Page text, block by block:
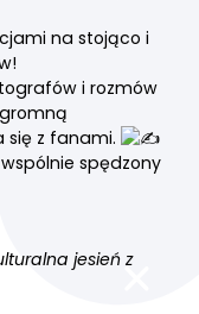
na stojąco i
i rozmów
się z fanami.
spędzony
jesień z